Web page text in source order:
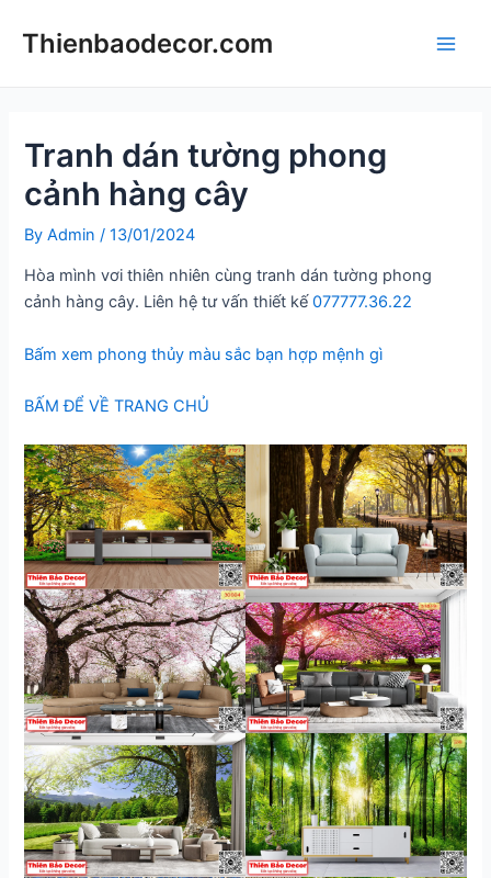
Thienbaodecor.com
Tranh dán tường phong
cảnh hàng cây
ByAdmin/13/01/2024
Hòa mình vơi thiên nhiên cùng tranh dán tường phong
cảnh hàng cây. Liên hệ tư vấn thiết kế077777.36.22
Bấm xem phong thủy màu sắc bạn hợp mệnh gì
BẤM ĐỂ VỀ TRANG CHỦ